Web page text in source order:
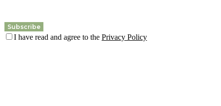
I have read and agree to the Privacy Policy